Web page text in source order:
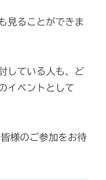
見ることができま
している人も、ど
イベントとして
様のご参加をお待